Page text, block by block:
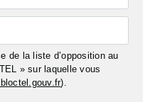
de la liste d’opposition au
» sur laquelle vous
).